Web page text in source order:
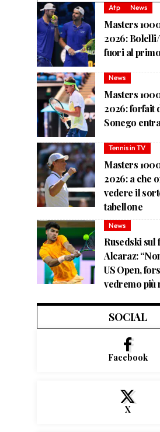
Atp News
Masters
2026:
fuori al
News
Masters
2026: forfait
Sonego
Tennis in TV
Masters
2026: a che
vedere il
tabellone
News
Rusedski sul
Alcaraz:
US Open,
vedremo più
SOCIAL
Facebook
X